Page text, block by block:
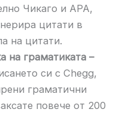
Чикаго и APA,
цитати в
на цитати.
на граматиката –
си с Chegg,
граматични
повече от 200